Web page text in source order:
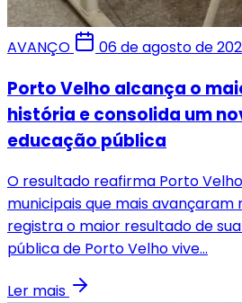
AVANÇO 06 de agosto de
Porto Velho alcança o
história e consolida um
educação pública
O resultado reafirma Porto
municipais que mais avançaram
registra o maior resultado de
pública de Porto Velho vive...
Ler mais